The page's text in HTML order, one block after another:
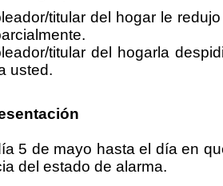
titular del hogar le
titular del hogarla
usted.
5 de mayo hasta el día en
del estado de alarma.